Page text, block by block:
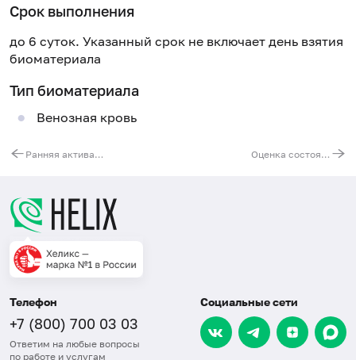
Срок выполнения
до 6 суток. Указанный срок не включает день взятия
биоматериала
Тип биоматериала
Венозная кровь
Ранняя активация Т-клеток и Т-регуляторные лимфоциты Оценка состояния Т-клеточного звена иммунитета: T-лимфоциты (CD3+CD19-), T-хелперы (CD3+CD4+CD45+), T-цитотокс. (CD3+CD8+CD45+), T-reg. (CD4+CD25brightCD45+), активированные (CD3+HLA-DR+CD38+)
Телефон
+7 (800) 700 03 03
Ответим на любые вопросы
по работе и услугам
Социальные сети